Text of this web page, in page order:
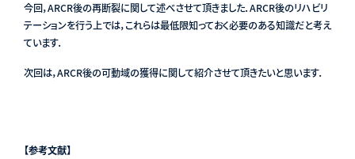
今回，ARCR後の再断裂に関して述べさせて頂きました．ARCR後のリハビリ
テーションを行う上では，これらは最低限知っておく必要のある知識だと考え
ています．
次回は，ARCR後の可動域の獲得に関して紹介させて頂きたいと思います．
【参考文献】